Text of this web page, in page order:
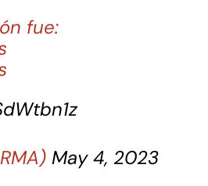
fue:
May 4, 2023